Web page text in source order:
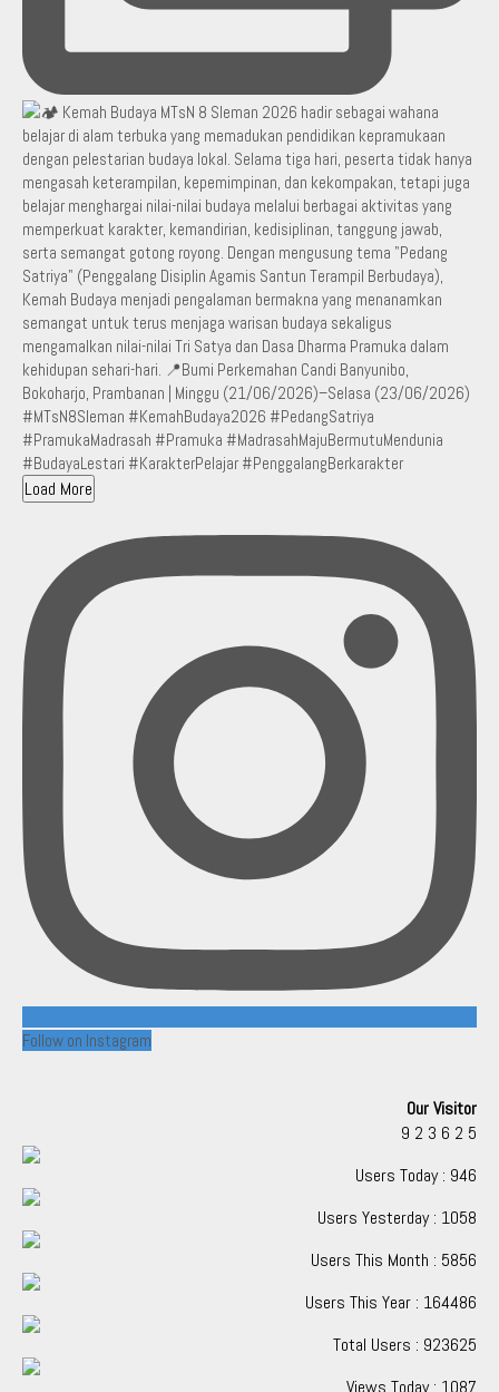
Load More
Follow on Instagram
Our Visitor
9 2 3 6 2 5
Users Today : 946
Users Yesterday : 1058
Users This Month : 5856
Users This Year : 164486
Total Users : 923625
Views Today : 1087